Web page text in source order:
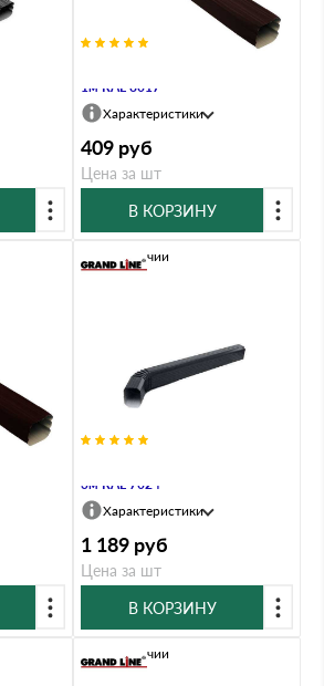
1м RAL 8017
Характеристики
409 руб
Цена за шт
В КОРЗИНУ
3м RAL 7024
В наличии
Характеристики
1 189 руб
Цена за шт
В КОРЗИНУ
В наличии